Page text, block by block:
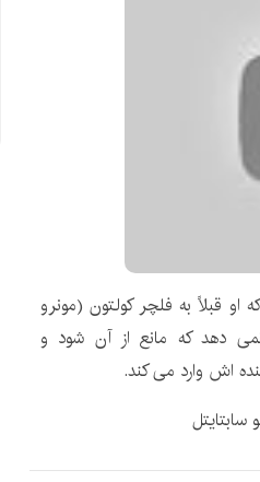
قبلاً به فلچر کولتون (مونرو
دهد که مانع از آن شود و
اش وارد می کند.